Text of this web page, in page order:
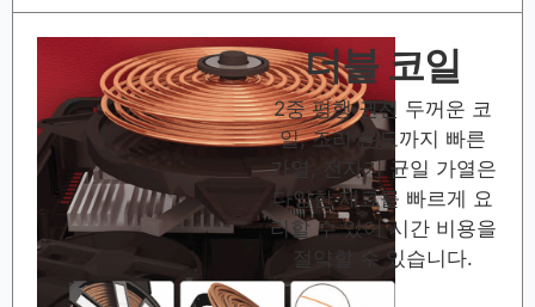
더블 코일
2중 평행 권선 두꺼운 코
일, 조리 온도까지 빠른
가열, 전자기 균일 가열은
다양한 재료를 빠르게 요
리할 수 있어 시간 비용을
절약할 수 있습니다.